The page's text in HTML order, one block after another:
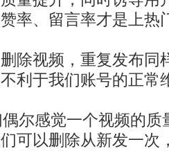
率、留言率才是上热
视频，重复发布同
利于我们账号的正常
感觉一个视频的质
可以删除从新发一次